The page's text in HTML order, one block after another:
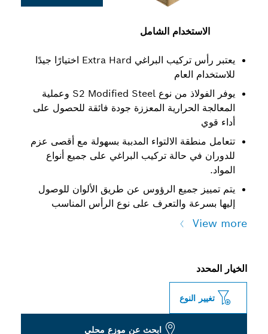
يعتبر رأس تركيب البراغي Extra Hard اختيارًا جيدًا
يوفر الفولاذ من نوع S2 Modified Steel وعملية
المعززة جودة فائقة للحصول على
الالتواء المدببة بسهولة مع أقصى عزم
حالة تركيب البراغي على جميع أنواع
جميع الرؤوس عن طريق الألوان للوصول
والتعرف على نوع الرأس المناسب
ابحث عن موزع محلي